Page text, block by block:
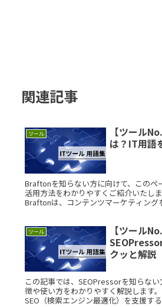
関連記事
ツール
【ツール
は？IT用語
Braftonを知らない方に向けて、このペ
活用方法をわかりやすくご紹介いたし
Braftonは、コンテンツマーケティング
ツール
【ツール
クッと解説
この記事では、SEOPressorを知らな
徴や使い方をわかりやすく解説します。
SEO（検索エンジン最適化）を支援す